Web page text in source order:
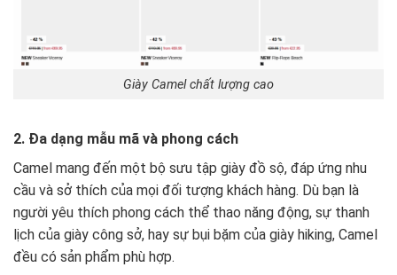
Giày Camel chất lượng cao
2. Đa dạng mẫu mã và phong cách
Camel mang đến một bộ sưu tập giày đồ sộ, đáp ứng nhu
cầu và sở thích của mọi đối tượng khách hàng. Dù bạn là
người yêu thích phong cách thể thao năng động, sự thanh
lịch của giày công sở, hay sự bụi bặm của giày hiking, Camel
đều có sản phẩm phù hợp.